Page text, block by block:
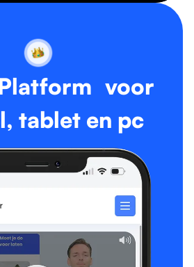
voor
tablet en pc